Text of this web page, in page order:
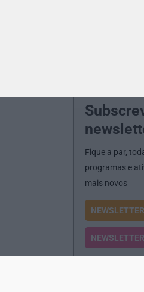
Fique a par,
programas e
mais novos